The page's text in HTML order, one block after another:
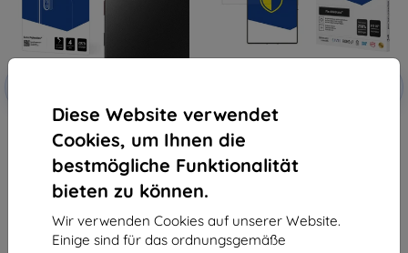
Diese Website verwendet
Cookies, um Ihnen die
bestmögliche Funktionalität
bieten zu können.
Wir verwenden Cookies auf unserer Website.
Einige sind für das ordnungsgemäße
3MK Lens Protect Nubia Z60
Ultra Schutzglas für
Kameraobjektiv 4 Stück
9,90 €
8,91 €
Auf Lager 2 Stk.
3MK FlexibleGlass Nubia Z60
Ultra hybrides Schutzglas
10,90 €
9,81 €